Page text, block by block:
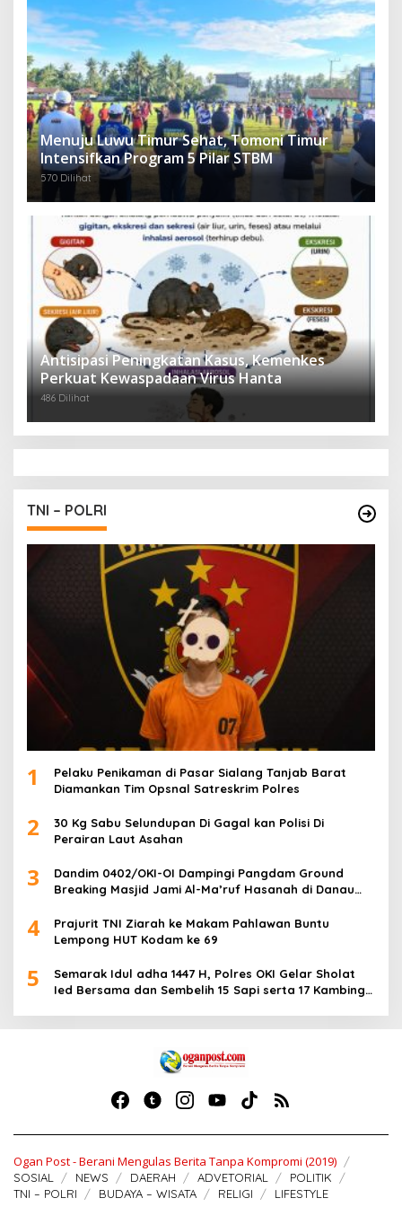
Menuju Luwu Timur Sehat, Tomoni Timur
Intensifkan Program 5 Pilar STBM
570 Dilihat
Antisipasi Peningkatan Kasus, Kemenkes
Perkuat Kewaspadaan Virus Hanta
486 Dilihat
TNI – POLRI
1
Pelaku Penikaman di Pasar Sialang Tanjab Barat
Diamankan Tim Opsnal Satreskrim Polres
2
30 Kg Sabu Selundupan Di Gagal kan Polisi Di
Perairan Laut Asahan
3
Dandim 0402/OKI-OI Dampingi Pangdam Ground
Breaking Masjid Jami Al-Ma’ruf Hasanah di Danau
4
Prajurit TNI Ziarah ke Makam Pahlawan Buntu
Lempong HUT Kodam ke 69
5
Semarak Idul adha 1447 H, Polres OKI Gelar Sholat
Ied Bersama dan Sembelih 15 Sapi serta 17 Kambing
Ogan Post - Berani Mengulas Berita Tanpa Kompromi (2019)
SOSIAL NEWS DAERAH ADVETORIAL
POLITIK
TNI – POLRI
BUDAYA – WISATA RELIGI LIFESTYLE